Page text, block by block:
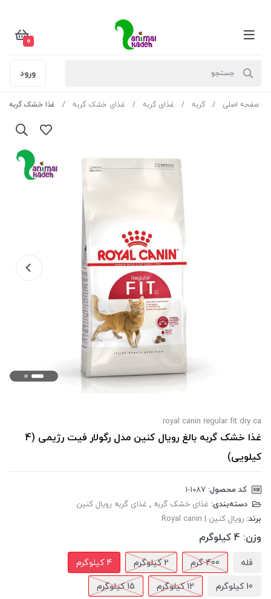
0
ورود
صفحه اصلی گربه غذای گربه غذای خشک گربه غذا خشک گربه بالغ
royal canin regular fit dry ca
غذا خشک گربه بالغ رویال کنین مدل رگولار فیت رژیمی (4
کیلویی)
کد محصول:
دسته‌بندی: غذای خشک گربه , غذای گربه رویال کنین
برند: رویال کنین | Royal canin
وزن: 4 کیلوگرم
فله 400 گرم 2 کیلوگرم
4 کیلوگرم
10 کیلوگرم
12 کیلوگرم 15 کیلوگرم